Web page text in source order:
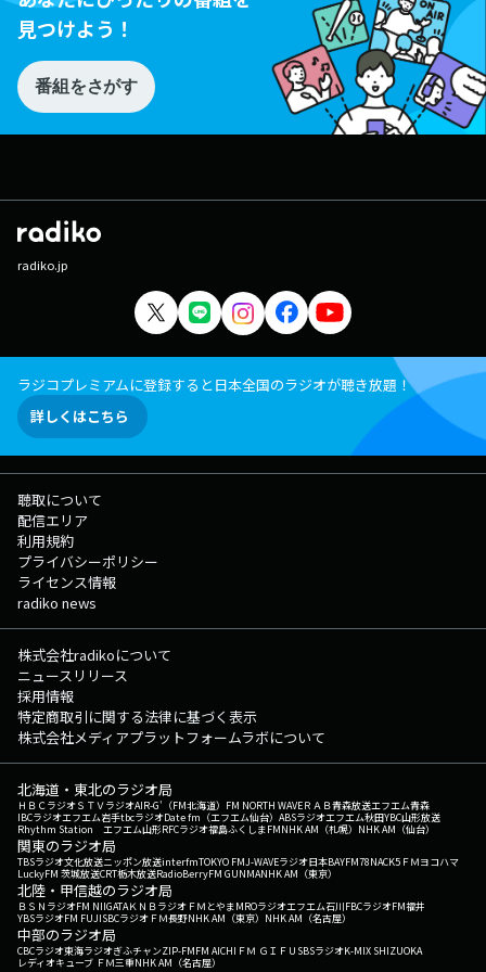
見つけよう！
番組をさがす
radiko.jp
ラジコプレミアムに登録すると日本全国のラジオが聴き放題！
詳しくはこちら
聴取について
配信エリア
利用規約
プライバシーポリシー
ライセンス情報
radiko news
株式会社radikoについて
ニュースリリース
採用情報
特定商取引に関する法律に基づく表示
株式会社メディアプラットフォームラボについて
北海道・東北のラジオ局
ＨＢＣラジオＳＴＶラジオAIR-G'（FM北海道） FM NORTH WAVEＲＡＢ青森放送エフエム青森
IBCラジオエフエム岩手tbcラジオDate fm（エフエム仙台） ABSラジオエフエム秋田YBC山形放送
Rhythm Station エフエム山形RFCラジオ福島ふくしまFMNHK AM（札幌） NHK AM（仙台）
関東のラジオ局
TBSラジオ文化放送ニッポン放送interfmTOKYO FMJ-WAVEラジオ日本BAYFM78NACK5 ＦＭヨコハマ
LuckyFM 茨城放送CRT栃木放送RadioBerryFM GUNMANHK AM（東京）
北陸・甲信越のラジオ局
ＢＳＮラジオFM NIIGATAＫＮＢラジオ ＦＭとやまMROラジオエフエム石川FBCラジオFM福井
YBSラジオFM FUJISBCラジオ ＦＭ長野NHK AM（東京） NHK AM（名古屋）
中部のラジオ局
CBCラジオ東海ラジオぎふチャンZIP-FMFM AICHI ＦＭ ＧＩＦＵ SBSラジオK-MIX SHIZUOKA
レディオキューブ ＦＭ三重NHK AM（名古屋）